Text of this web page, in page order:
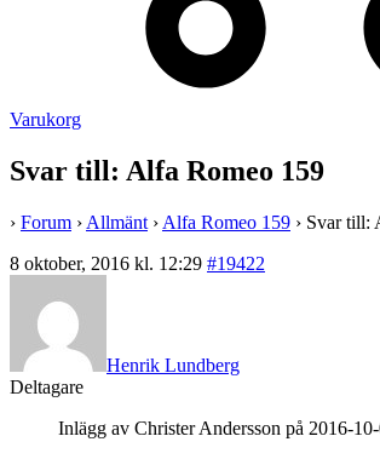
Varukorg
Svar till: Alfa Romeo 159
› Forum › Allmänt › Alfa Romeo 159 › Svar till:
8 oktober, 2016 kl. 12:29 #19422
Henrik Lundberg
Deltagare
Inlägg av Christer Andersson på 2016-